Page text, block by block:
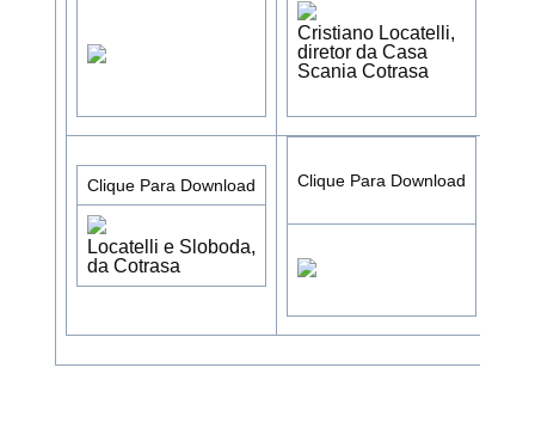
Cristiano Locatelli,
diretor da Casa
Scania Cotrasa
Clique Para Download
Locatelli e Sloboda,
da Cotrasa
Clique Para Download